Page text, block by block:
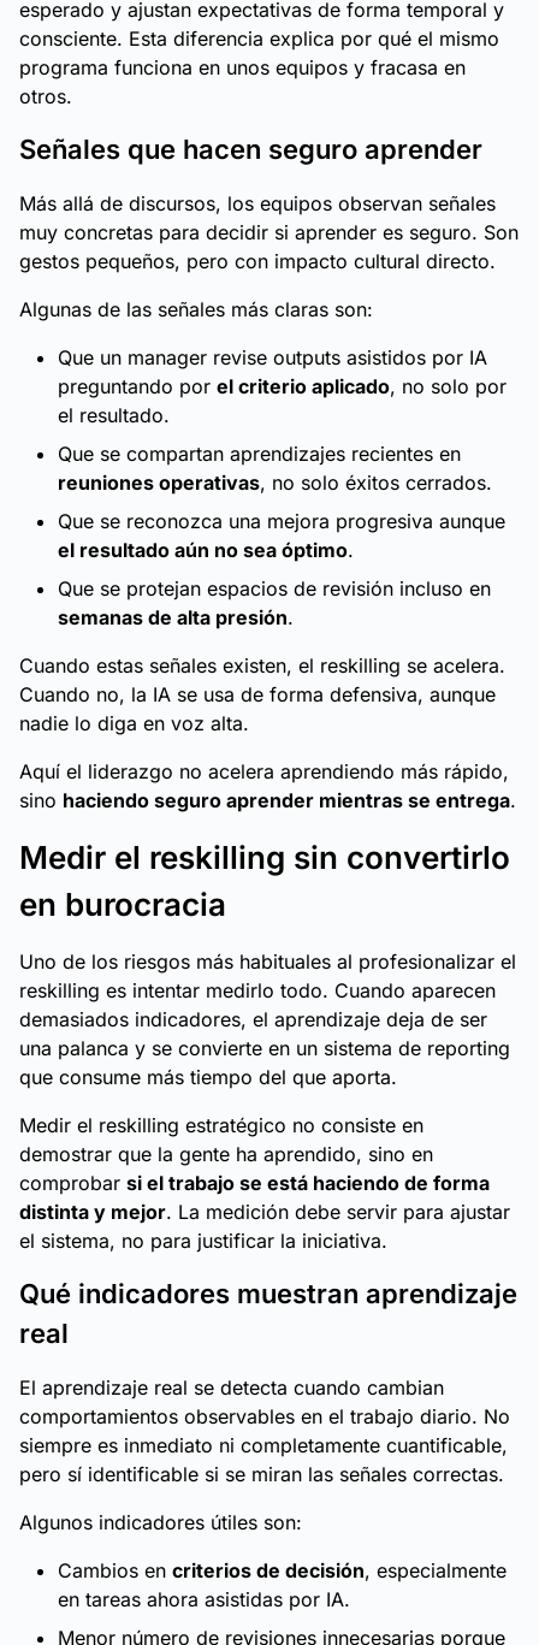
esperado y ajustan expectativas de forma temporal y
consciente. Esta diferencia explica por qué el mismo
programa funciona en unos equipos y fracasa en
otros.
Señales que hacen seguro aprender
Más allá de discursos, los equipos observan señales
muy concretas para decidir si aprender es seguro. Son
gestos pequeños, pero con impacto cultural directo.
Algunas de las señales más claras son:
Que un manager revise outputs asistidos por IA
preguntando por el criterio aplicado, no solo por
el resultado.
Que se compartan aprendizajes recientes en
reuniones operativas, no solo éxitos cerrados.
Que se reconozca una mejora progresiva aunque
el resultado aún no sea óptimo.
Que se protejan espacios de revisión incluso en
semanas de alta presión.
Cuando estas señales existen, el reskilling se acelera.
Cuando no, la IA se usa de forma defensiva, aunque
nadie lo diga en voz alta.
Aquí el liderazgo no acelera aprendiendo más rápido,
sino haciendo seguro aprender mientras se entrega.
Medir el reskilling sin convertirlo
en burocracia
Uno de los riesgos más habituales al profesionalizar el
reskilling es intentar medirlo todo. Cuando aparecen
demasiados indicadores, el aprendizaje deja de ser
una palanca y se convierte en un sistema de reporting
que consume más tiempo del que aporta.
Medir el reskilling estratégico no consiste en
demostrar que la gente ha aprendido, sino en
comprobar si el trabajo se está haciendo de forma
distinta y mejor. La medición debe servir para ajustar
el sistema, no para justificar la iniciativa.
Qué indicadores muestran aprendizaje
real
El aprendizaje real se detecta cuando cambian
comportamientos observables en el trabajo diario. No
siempre es inmediato ni completamente cuantificable,
pero sí identificable si se miran las señales correctas.
Algunos indicadores útiles son:
Cambios en criterios de decisión, especialmente
en tareas ahora asistidas por IA.
Menor número de revisiones innecesarias porque